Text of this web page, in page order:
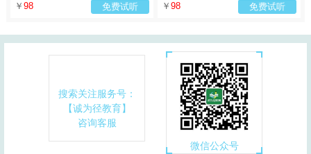
￥ 98 免费试听 ￥ 98 免费试听
搜索关注服务号：
【诚为径教育】
咨询客服
微信公众号